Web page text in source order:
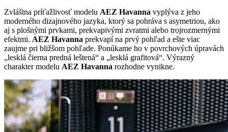
Zvláštna príťažlivosť modelu AEZ Havanna vyplýva z jeho
moderného dizajnového jazyka, ktorý sa pohráva s asymetriou, ako
aj s plošnými prvkami, prekvapivými zvratmi alebo trojrozmernými
efektmi. AEZ Havanna prekvapí na prvý pohľad a ešte viac
zaujme pri bližšom pohľade. Ponúkame ho v povrchových úpravách
„lesklá čierna predná leštená“ a „lesklá grafitová“. Výrazný
charakter modelu AEZ Havanna rozhodne vynikne.